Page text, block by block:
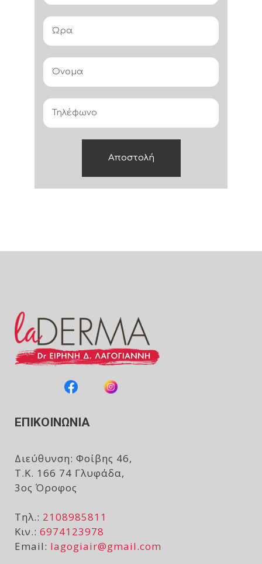
ΕΠΙΚΟΙΝΩΝΙΑ
Διεύθυνση: Φοίβης 46,
Τ.Κ. 166 74 Γλυφάδα,
3ος Όροφος
Τηλ.: 2108985811
Κιν.: 6974123978
Email: lagogiair@gmail.com